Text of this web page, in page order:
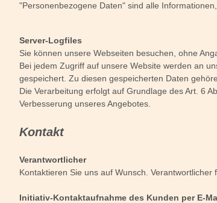
"Personenbezogene Daten" sind alle
Server-Logfiles
Sie können unsere Webseiten besuchen, ohne
Bei jedem Zugriff auf unsere Website werden an
gespeichert. Zu diesen gespeicherten Daten
Die Verarbeitung erfolgt auf Grundlage des Art. 6
Verbesserung unseres Angebotes.
Kontakt
Verantwortlicher
Kontaktieren Sie uns auf Wunsch. Verantwortlicher
Initiativ-Kontaktaufnahme des Kunden per E-